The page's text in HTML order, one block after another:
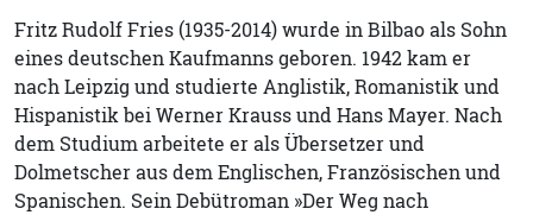
Fritz Rudolf Fries (1935-2014) wurde in Bilbao als Sohn
eines deutschen Kaufmanns geboren. 1942 kam er
nach Leipzig und studierte Anglistik, Romanistik und
Hispanistik bei Werner Krauss und Hans Mayer. Nach
dem Studium arbeitete er als Übersetzer und
Dolmetscher aus dem Englischen, Französischen und
Spanischen. Sein Debütroman »Der Weg nach